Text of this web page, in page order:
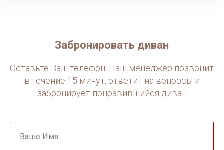
Забронировать диван
Оставьте Ваш телефон. Наш менеджер позвонит
в течение 15 минут, ответит на вопросы и
забронирует понравившийся диван
Ваше Имя